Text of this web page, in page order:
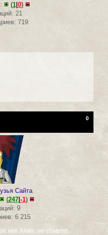
(1|0)
21
719
0
Сайта
(247| -1)
9
6 215
них плюс не ставлю,